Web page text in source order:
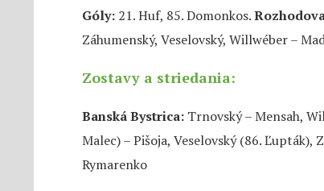
Góly: 21. Huf, 85. Domonkos.
Záhumenský, Veselovský, Willwéber –
Zostavy a striedania:
Banská Bystrica: Trnovský – Mensah,
Malec) – Pišoja, Veselovský (86. Ľupták),
Rymarenko